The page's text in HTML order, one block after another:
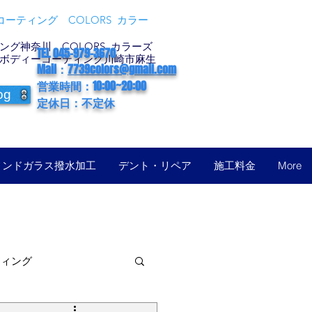
ーティング COLORS カラー
グ神奈川 COLORS カラーズ
ィーコーティング川崎市麻生
TEL 045-979-3670
Mail：7739colors@gmail.com
営業時間：10:00~20:00
定休日：不定休
ンドガラス撥水加工 デント・リペア 施工料金 More
ング